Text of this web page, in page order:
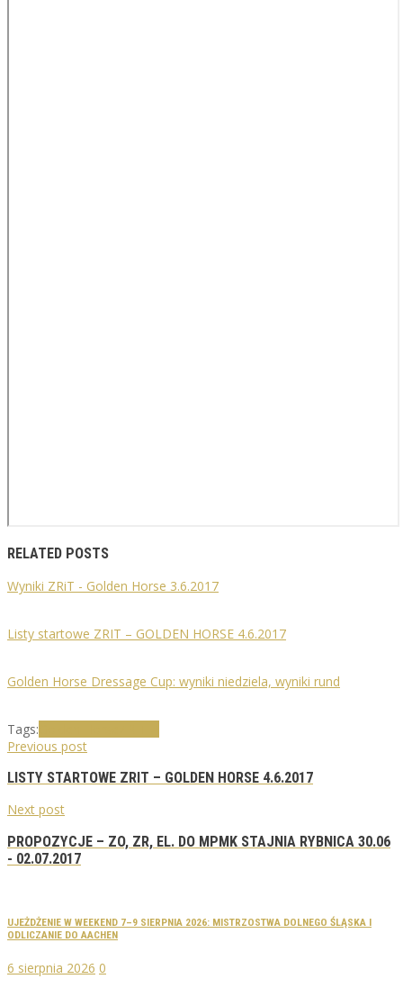
RELATED POSTS
Wyniki ZRiT - Golden Horse 3.6.2017
Listy startowe ZRIT – GOLDEN HORSE 4.6.2017
Golden Horse Dressage Cup: wyniki niedziela, wyniki rund
Tags:
Previous post
LISTY STARTOWE ZRIT – GOLDEN HORSE 4.6.2017
Next post
PROPOZYCJE – ZO, ZR, EL. DO MPMK STAJNIA RYBNICA 30.06
- 02.07.2017
UJEŻDŻENIE W WEEKEND 7–9 SIERPNIA 2026: MISTRZOSTWA DOLNEGO ŚLĄSKA I
ODLICZANIE DO AACHEN
6 sierpnia 2026 0